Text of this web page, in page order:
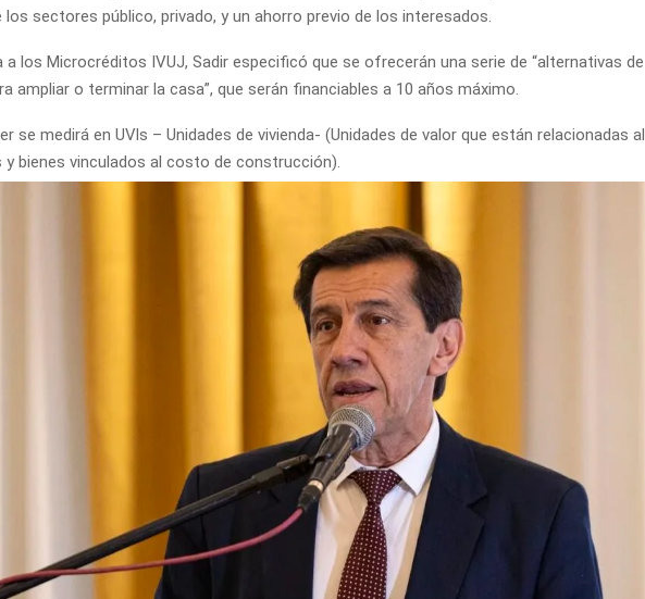
sectores público, privado, y un ahorro previo de los interesados.
a los Microcréditos IVUJ, Sadir especificó que se ofrecerán una serie de “alternativas de
ampliar o terminar la casa”, que serán financiables a 10 años máximo.
se medirá en UVls – Unidades de vivienda- (Unidades de valor que están relacionadas al
y bienes vinculados al costo de construcción).